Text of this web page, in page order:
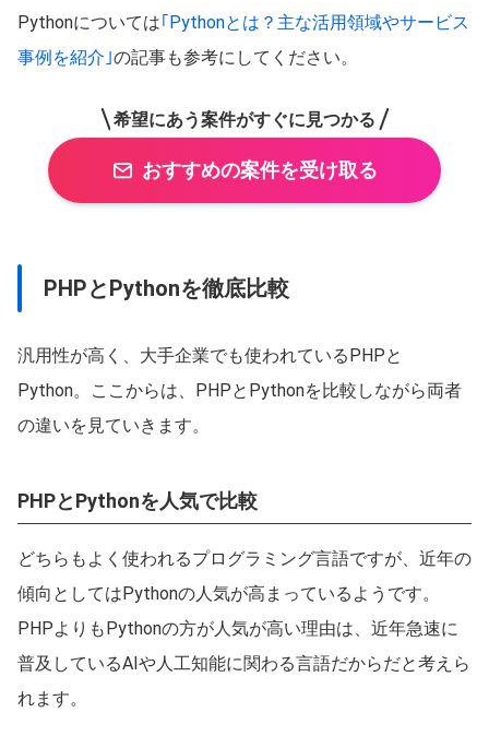
Pythonについては｢Pythonとは？主な活用領域やサービス
事例を紹介｣の記事も参考にしてください。
希望にあう案件がすぐに見つかる
おすすめの案件を受け取る
PHPとPythonを徹底比較
汎用性が高く、大手企業でも使われているPHPと
Python。ここからは、PHPとPythonを比較しながら両者
の違いを見ていきます。
PHPとPythonを人気で比較
どちらもよく使われるプログラミング言語ですが、近年の
傾向としてはPythonの人気が高まっているようです。
PHPよりもPythonの方が人気が高い理由は、近年急速に
普及しているAIや人工知能に関わる言語だからだと考えら
れます。